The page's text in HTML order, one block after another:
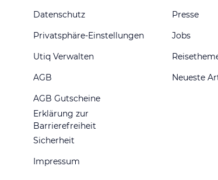
Datenschutz
Privatsphäre-Einstellungen
Utiq Verwalten
AGB
AGB Gutscheine
Erklärung zur
Barrierefreiheit
Sicherheit
Impressum
Presse
Jobs
Neueste